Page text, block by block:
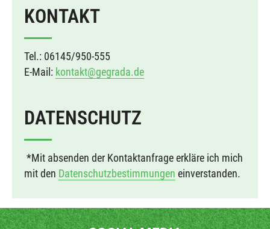
KONTAKT
Tel.: 06145/950-555
E-Mail: kontakt@gegrada.de
DATENSCHUTZ
*Mit absenden der Kontaktanfrage erkläre ich mich
mit den Datenschutzbestimmungen einverstanden.